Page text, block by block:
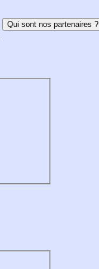
Qui sont nos partenaires ?